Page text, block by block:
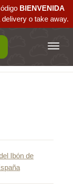
BIENVENIDA‬
o take away.
Ibón de